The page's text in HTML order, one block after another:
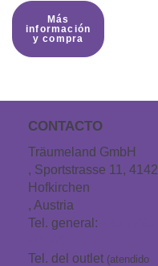
Más
información
y compra
CONTACTO
Träumeland GmbH
, Sportstrasse 11, 4142
Hofkirchen
, Austria
Tel. general:
Tel. del outlet (atendido